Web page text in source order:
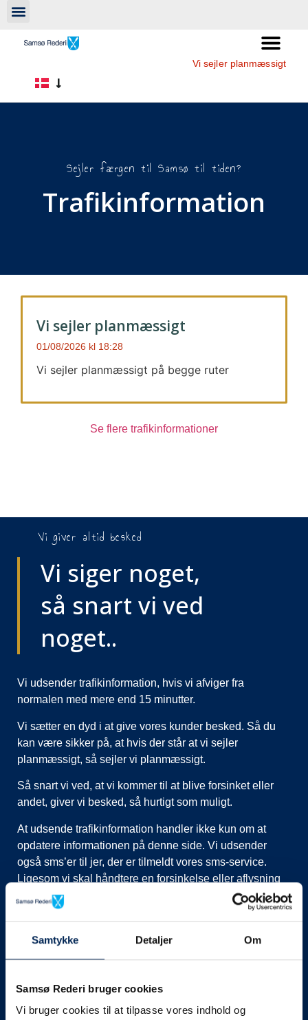
Samtykke Detaljer Om
Samsø Rederi bruger cookies
Vi bruger cookies til at tilpasse vores indhold og
Vi sejler planmæssigt
Sejler færgen til Samsø til tiden?
Trafikinformation
Vi sejler planmæssigt
01/08/2026 18:28
Vi sejler planmæssigt på begge ruter
Se flere trafikinformationer
Vi giver altid besked
Vi siger noget,
så snart vi ved
noget..
Vi udsender trafikinformation, hvis vi afviger fra
normalen med mere end 15 minutter.
Vi sætter en dyd i at give vores kunder besked. Så du
kan være sikker på, at hvis der står at vi sejler
planmæssigt, så sejler vi planmæssigt.
Så snart vi ved, at vi kommer til at blive forsinket eller
andet, giver vi besked, så hurtigt som muligt.
At udsende trafikinformation handler ikke kun om at
opdatere informationen på denne side. Vi udsender
også sms’er til jer, der er tilmeldt vores sms-service.
Ligesom vi skal håndtere en forsinkelse eller aflysning
ved at lukke afgange i vores system, evt. flytte kunder til
nye afgange, ringe til vognmænd der skal have flyttet
her på siden og ikke ringe eller skrive til os, da vi ikke
har mere at fortælle end I kan læse her.